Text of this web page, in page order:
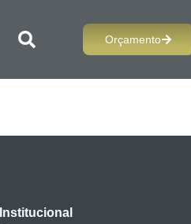
Orçamento
Institucional